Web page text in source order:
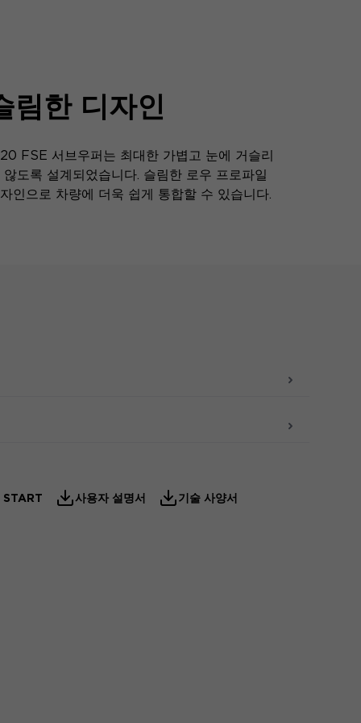
림한 디자인
FSE 서브우퍼는 최대한 가볍고 눈에 거슬리
않도록 설계되었습니다. 슬림한 로우 프로파일
인으로 차량에 더욱 쉽게 통합할 수 있습니다.
START 사용자 설명서 기술 사양서